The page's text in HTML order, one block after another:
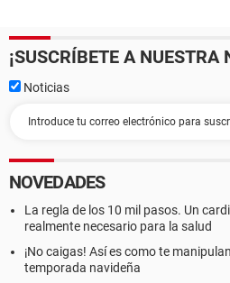
¡SUSCRÍBETE A NUESTRA
Noticias
NOVEDADES
La regla de los 10 mil pasos. Un
realmente necesario para la salud
¡No caigas! Así es como te
temporada navideña